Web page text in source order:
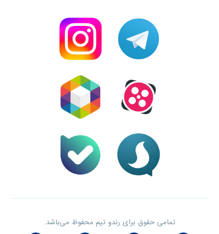
تمامی حقوق برای رندو تیم محفوظ می‌باشد.